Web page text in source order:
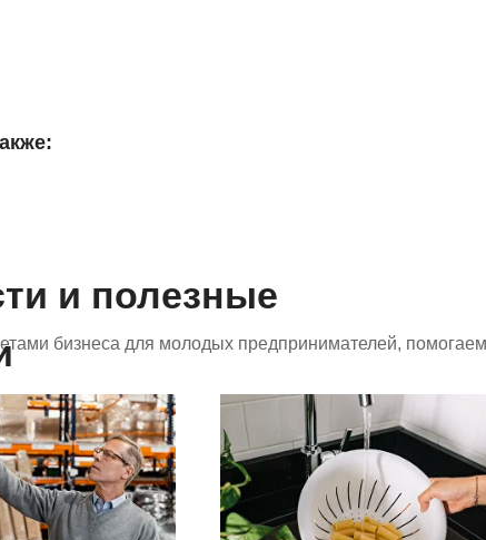
и полезные
бизнеса для молодых предпринимателей,